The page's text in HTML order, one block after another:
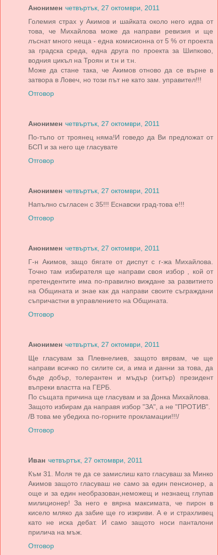
Анонимен четвъртък, 27 октомври, 2011
Големия страх у Акимов и шайката около него идва от
това, че Михайлова може да направи ревизия и ще
лъснат много неща - една комисионна от 5 % от проекта
за градска среда, една друга по проекта за Шипково,
водния цикъл на Троян и т.н и т.н.
Може да стане така, че Акимов отново да се върне в
затвора в Ловеч, но този път не като зам. управител!!!
Отговор
Анонимен четвъртък, 27 октомври, 2011
По-тъпо от троянец няма!И говедо да Ви предложат от
БСП и за него ще гласувате
Отговор
Анонимен четвъртък, 27 октомври, 2011
Напълно съгласен с 35!!! Еснавски град-това е!!!
Отговор
Анонимен четвъртък, 27 октомври, 2011
Г-н Акимов, защо бягате от диспут с г-жа Михайлова.
Точно там избирателя ще направи своя избор , кой от
претендентите има по-правилно виждане за развитието
на Общината и знае как да направи своите съграждани
съпричастни в управлението на Общината.
Отговор
Анонимен четвъртък, 27 октомври, 2011
Ще гласувам за Плевнелиев, защото вярвам, че ще
направи всичко по силите си, а има и данни за това, да
бъде добър, толерантен и мъдър (хитър) президент
въпреки властта на ГЕРБ.
По същата причина ще гласувам и за Донка Михайлова.
Защото избирам да направя избор "ЗА", а не "ПРОТИВ".
/В това ме убедиха по-горните прокламации!!!/
Отговор
Иван четвъртък, 27 октомври, 2011
Към 31. Моля те да се замислиш като гласуваш за Минко
Акимов защото гласуваш не само за един пенсионер, а
още и за един необразован,неможещ и незнаещ глупав
милиционер! За него е вярна максимата, че пирон в
кисело мляко да забие ще го изкриви. А е и страхливец
като не иска дебат. И само защото носи панталони
прилича на мъж.
Отговор